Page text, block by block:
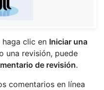
haga clic en Iniciar una
una revisión, puede
de revisión.
comentarios en línea